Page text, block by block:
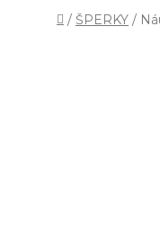
Domů
/ ŠPERKY /